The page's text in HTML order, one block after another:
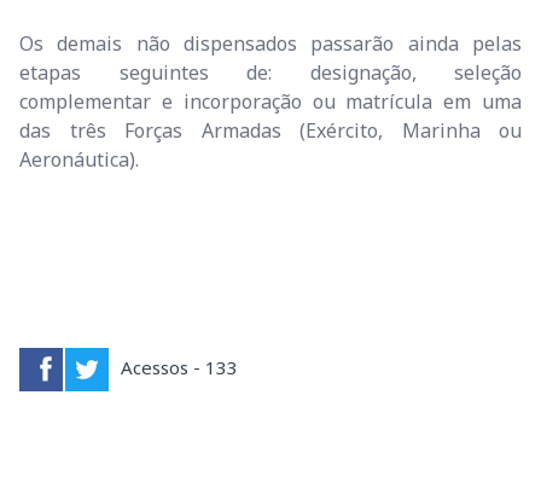
Os demais não dispensados passarão ainda pelas
etapas seguintes de: designação, seleção
complementar e incorporação ou matrícula em uma
das três Forças Armadas (Exército, Marinha ou
Aeronáutica).
Acessos - 133